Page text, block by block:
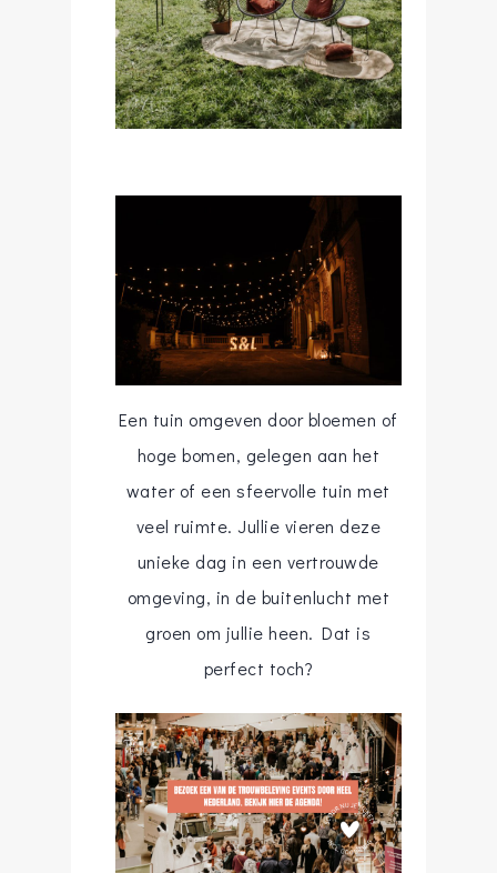
Een tuin omgeven door bloemen of
hoge bomen, gelegen aan het
water of een sfeervolle tuin met
veel ruimte. Jullie vieren deze
unieke dag in een vertrouwde
omgeving, in de buitenlucht met
groen om jullie heen. Dat is
perfect toch?